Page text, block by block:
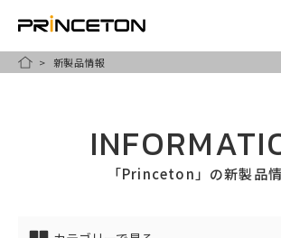
HOME新製品情報
「Princeton」の新製品